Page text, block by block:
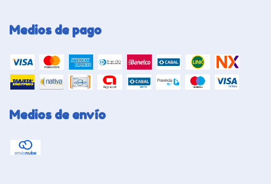
Medios de pago
Medios de envío